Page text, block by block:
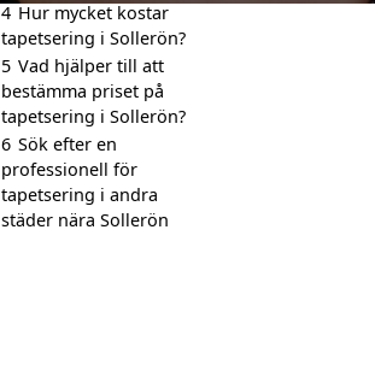
4 Hur mycket kostar
tapetsering i Sollerön?
5 Vad hjälper till att
bestämma priset på
tapetsering i Sollerön?
6 Sök efter en
professionell för
tapetsering i andra
städer nära Sollerön